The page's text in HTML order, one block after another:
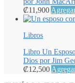
₡11,900
Libros
Libro Un
Dios por Jim
₡12,500